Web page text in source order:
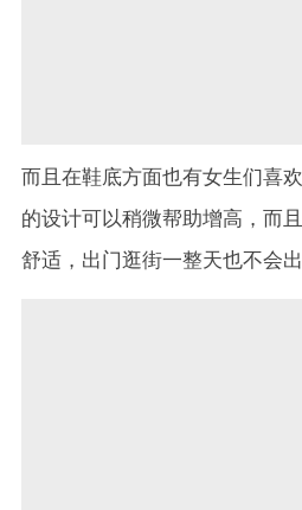
而且在鞋底方面也有女生们喜
的设计可以稍微帮助增高，而
舒适，出门逛街一整天也不会出